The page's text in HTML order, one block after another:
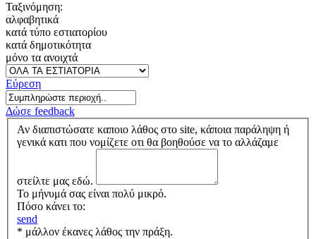
Ταξινόμηση:
αλφαβητικά
κατά τύπο εστιατορίου
κατά δημοτικότητα
μόνο τα ανοιχτά
Εύρεση
Δώσε feedback
Αν διαπιστώσατε καποιο λάθος στο site, κάποια παράληψη ή
γενικά κατι που νομίζετε οτι θα βοηθούσε να το αλλάζαμε
στείλτε μας εδώ.
Το μήνυμά σας είναι πολύ μικρό.
Πόσο κάνει το:
send
* μάλλον έκανες λάθος την πράξη.